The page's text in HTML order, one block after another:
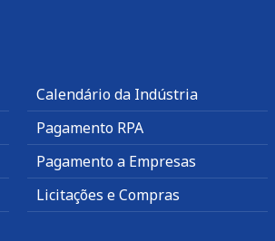
Calendário da Indústria
Pagamento RPA
Pagamento a Empresas
Licitações e Compras